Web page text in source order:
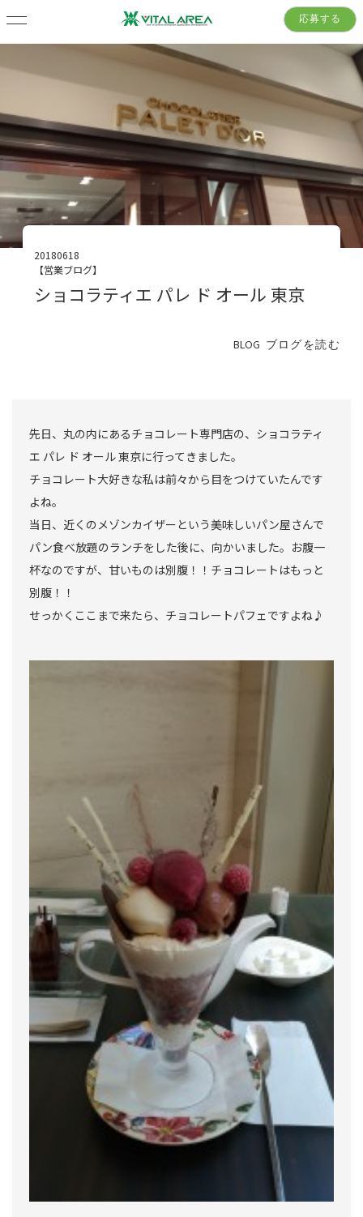
応募する
20180618
【営業ブログ】
ショコラティエ パレ ド オール 東京
BLOG ブログを読む
先日、丸の内にあるチョコレート専門店の、ショコラティ
エ パレ ド オール 東京に行ってきました。
チョコレート大好きな私は前々から目をつけていたんです
よね。
当日、近くのメゾンカイザーという美味しいパン屋さんで
パン食べ放題のランチをした後に、向かいました。お腹一
杯なのですが、甘いものは別腹！！チョコレートはもっと
別腹！！
せっかくここまで来たら、チョコレートパフェですよね♪